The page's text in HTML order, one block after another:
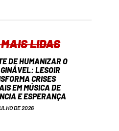
LIDAS
DE HUMANIZAR O
LESOIR
CRISES
EM MÚSICA DE
E ESPERANÇA
DE 2026